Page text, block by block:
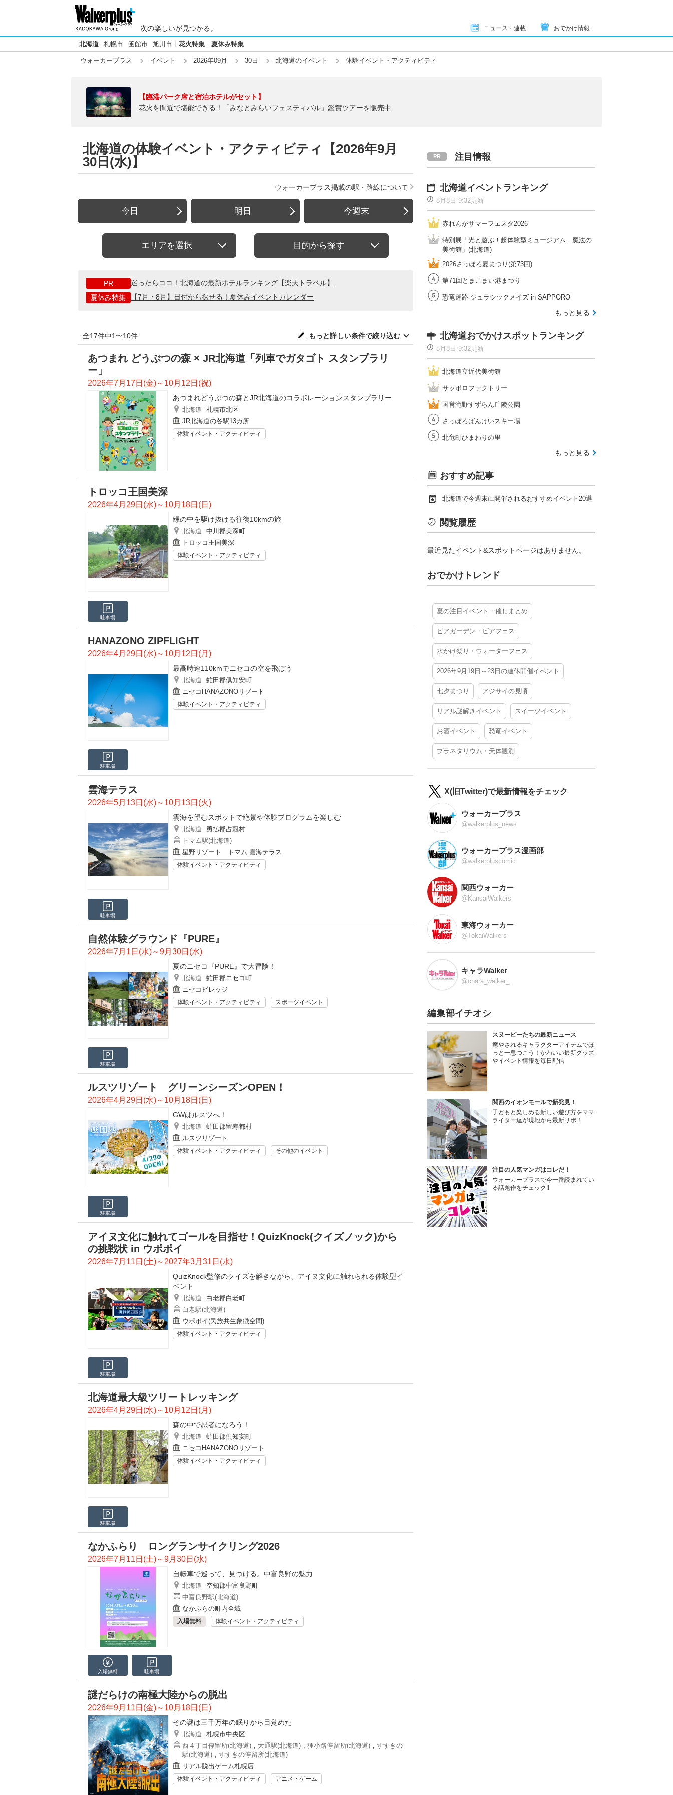
次の楽しいが見つかる。 ニュース・連載 おでかけ情報
北海道 札幌市 函館市 旭川市 花火特集 夏休み特集
ウォーカープラス イベント 2026年09月 30日 北海道のイベント 体験イベント・アクティビティ
【臨港パーク席と宿泊ホテルがセット】
花火を間近で堪能できる！「みなとみらいフェスティバル」鑑賞ツアーを販売中
北海道の体験イベント・アクティビティ【2026年9月
30日(水)】
ウォーカープラス掲載の駅・路線について
今日 明日 今週末
エリアを選択 目的から探す
PR
迷ったらココ！北海道の最新ホテルランキング【楽天トラベル】
夏休み特集
【7月・8月】日付から探せる！夏休みイベントカレンダー
全17件中1〜10件 もっと詳しい条件で絞り込む
あつまれ どうぶつの森 × JR北海道「列車でガタゴト スタンプラリ
ー」
2026年7月17日(金)～10月12日(祝)
あつまれどうぶつの森とJR北海道のコラボレーションスタンプラリー
北海道
札幌市北区
JR北海道の各駅13カ所
体験イベント・アクティビティ
トロッコ王国美深
2026年4月29日(水)～10月18日(日)
緑の中を駆け抜ける往復10kmの旅
北海道
中川郡美深町
トロッコ王国美深
体験イベント・アクティビティ
駐車場
HANAZONO ZIPFLIGHT
2026年4月29日(水)～10月12日(月)
最高時速110kmでニセコの空を飛ぼう
北海道
虻田郡倶知安町
ニセコHANAZONOリゾート
体験イベント・アクティビティ
駐車場
雲海テラス
2026年5月13日(水)～10月13日(火)
雲海を望むスポットで絶景や体験プログラムを楽しむ
北海道
勇払郡占冠村
トマム駅(北海道)
星野リゾート トマム 雲海テラス
体験イベント・アクティビティ
駐車場
自然体験グラウンド『PURE』
2026年7月1日(水)～9月30日(水)
夏のニセコ『PURE』で大冒険！
北海道
虻田郡ニセコ町
ニセコビレッジ
体験イベント・アクティビティ スポーツイベント
駐車場
ルスツリゾート グリーンシーズンOPEN！
2026年4月29日(水)～10月18日(日)
GWはルスツへ！
北海道
虻田郡留寿都村
ルスツリゾート
体験イベント・アクティビティ その他のイベント
駐車場
アイヌ文化に触れてゴールを目指せ！QuizKnock(クイズノック)から
の挑戦状 in ウポポイ
2026年7月11日(土)～2027年3月31日(水)
QuizKnock監修のクイズを解きながら、アイヌ文化に触れられる体験型イ
ベント
北海道
白老郡白老町
白老駅(北海道)
ウポポイ(民族共生象徴空間)
体験イベント・アクティビティ
駐車場
北海道最大級ツリートレッキング
2026年4月29日(水)～10月12日(月)
森の中で忍者になろう！
北海道
虻田郡倶知安町
ニセコHANAZONOリゾート
体験イベント・アクティビティ
駐車場
なかふらり ロングランサイクリング2026
2026年7月11日(土)～9月30日(水)
自転車で巡って、見つける。中富良野の魅力
北海道
空知郡中富良野町
中富良野駅(北海道)
なかふらの町内全域
入場無料 体験イベント・アクティビティ
入場無料 駐車場
謎だらけの南極大陸からの脱出
2026年9月11日(金)～10月18日(日)
その謎は三千万年の眠りから目覚めた
北海道
札幌市中央区
西４丁目停留所(北海道) , 大通駅(北海道) , 狸小路停留所(北海道) , すすきの
駅(北海道) , すすきの停留所(北海道)
リアル脱出ゲーム札幌店
体験イベント・アクティビティ アニメ・ゲーム
注目情報
北海道イベントランキング
8月8日 9:32更新
赤れんがサマーフェスタ2026
特別展「光と遊ぶ！超体験型ミュージアム 魔法の
美術館」(北海道)
2026さっぽろ夏まつり(第73回)
第71回とまこまい港まつり
恐竜迷路 ジュラシックメイズ in SAPPORO
もっと見る
北海道おでかけスポットランキング
8月8日 9:32更新
北海道立近代美術館
サッポロファクトリー
国営滝野すずらん丘陵公園
さっぽろばんけいスキー場
北竜町ひまわりの里
もっと見る
おすすめ記事
北海道で今週末に開催されるおすすめイベント20選
閲覧履歴
最近見たイベント&スポットページはありません。
おでかけトレンド
夏の注目イベント・催しまとめ
ビアガーデン・ビアフェス
水かけ祭り・ウォーターフェス
2026年9月19日～23日の連休開催イベント
七夕まつり アジサイの見頃
リアル謎解きイベント スイーツイベント
お酒イベント 恐竜イベント
プラネタリウム・天体観測
X(旧Twitter)で最新情報をチェック
ウォーカープラス
@walkerplus_news
ウォーカープラス漫画部
@walkerpluscomic
関西ウォーカー
@KansaiWalkers
東海ウォーカー
@TokaiWalkers
キャラWalker
@chara_walker_
編集部イチオシ
スヌーピーたちの最新ニュース
癒やされるキャラクターアイテムでほ
っと一息つこう！かわいい最新グッズ
やイベント情報を毎日配信
関西のイオンモールで新発見！
子どもと楽しめる新しい遊び方をママ
ライター達が現地から最新リポ！
注目の人気マンガはコレだ！
ウォーカープラスで今一番読まれてい
る話題作をチェック!!